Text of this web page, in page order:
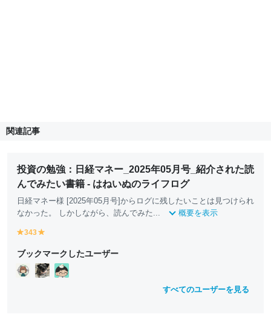
関連記事
投資の勉強：日経マネー_2025年05月号_紹介された読
んでみたい書籍 - はねいぬのライフログ
日経マネー様 [2025年05月号]からログに残したいことは見つけられ
なかった。 しかしながら、読んでみた...
概要を表示
y
ll
o
w
343
ll
o
w
ブックマークしたユーザー
すべてのユーザーを見る